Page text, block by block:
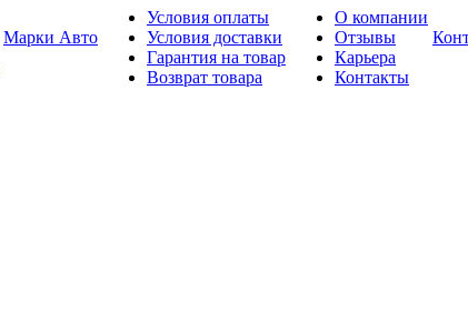
Марки Авто
Условия оплаты
Условия доставки
Гарантия на товар
Возврат товара
О компании
Отзывы
Карьера
Контакты